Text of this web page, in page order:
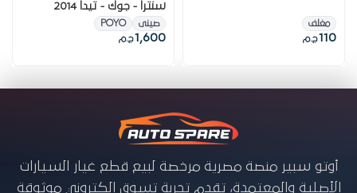
مغلف
110ج.م
سنترا - جوك - تيدا 2014
صينى POYO
1,600ج.م
أوتو سبير منصة مصرية مرخصة لبيع قطع غيار السيارات
الأصلية والمعتمدة، تقدم تجربة تسوق إلكتروني موثوقة